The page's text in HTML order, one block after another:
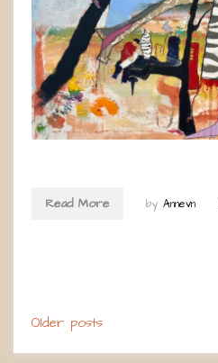
Read More by Annevn
Posts
Older posts